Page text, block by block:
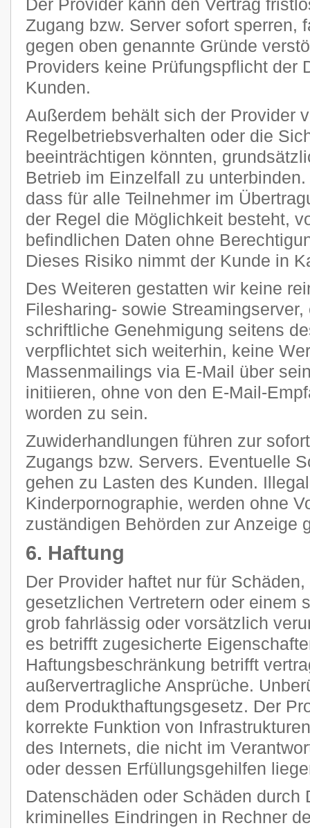
Der Provider kann den Vertrag
Zugang bzw. Server sofort sperren,
gegen oben genannte Gründe
Providers keine Prüfungspflicht der
Kunden.
Außerdem behält sich der Provider
Regelbetriebsverhalten oder die
beeinträchtigen könnten,
Betrieb im Einzelfall zu
dass für alle Teilnehmer im
der Regel die Möglichkeit besteht,
befindlichen Daten ohne
Dieses Risiko nimmt der Kunde in
Des Weiteren gestatten wir keine
Filesharing- sowie
schriftliche Genehmigung seitens
verpflichtet sich weiterhin, keine
Massenmailings via E-Mail über
initiieren, ohne von den E-Mail-
worden zu sein.
Zuwiderhandlungen führen zur
Zugangs bzw. Servers. Eventuelle
gehen zu Lasten des Kunden.
Kinderpornographie, werden ohne
zuständigen Behörden zur Anzeige
6. Haftung
Der Provider haftet nur für
gesetzlichen Vertretern oder einem
grob fahrlässig oder vorsätzlich
es betrifft zugesicherte
Haftungsbeschränkung betrifft
außervertragliche Ansprüche.
dem Produkthaftungsgesetz. Der
korrekte Funktion von
des Internets, die nicht im
oder dessen Erfüllungsgehilfen
Datenschäden oder Schäden durch
kriminelles Eindringen in Rechner